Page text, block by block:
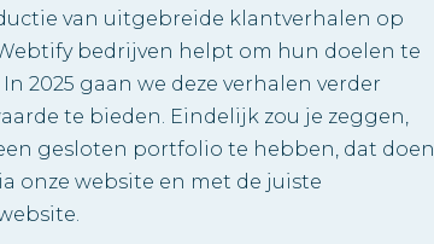
van uitgebreide klantverhalen op
bedrijven helpt om hun doelen te
2025 gaan we deze verhalen verder
te bieden. Eindelijk zou je zeggen,
gesloten portfolio te hebben, dat doen
onze website en met de juiste